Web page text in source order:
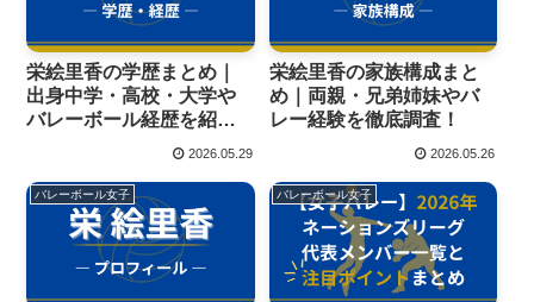
栄絵里香の学歴まとめ｜
出身中学・高校・大学や
バレーボール経歴を紹
2026.05.29
栄絵里香の家族構成まと
め｜両親・兄弟姉妹やバ
レー経験を徹底調査！
2026.05.26
バレーボール女子 バレーボール女子